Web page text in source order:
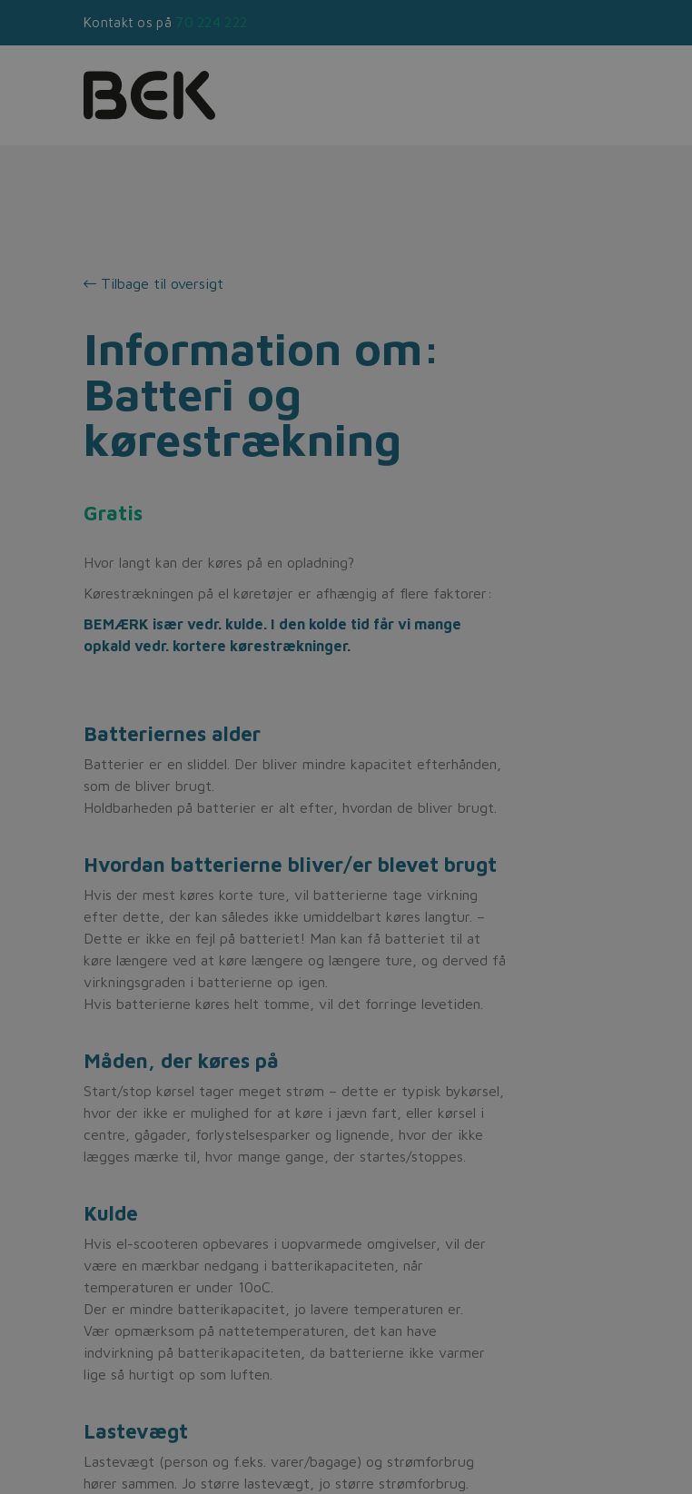
Kontakt os på 70 224 222
Tilbage til oversigt
Information om:
Batteri og
kørestrækning
Gratis
Hvor langt kan der køres på en opladning?
Kørestrækningen på el køretøjer er afhængig af flere faktorer:
BEMÆRK især vedr. kulde. I den kolde tid får vi mange
opkald vedr. kortere kørestrækninger.
Batteriernes alder
Batterier er en sliddel. Der bliver mindre kapacitet efterhånden,
som de bliver brugt.
Holdbarheden på batterier er alt efter, hvordan de bliver brugt.
Hvordan batterierne bliver/er blevet brugt
Hvis der mest køres korte ture, vil batterierne tage virkning
efter dette, der kan således ikke umiddelbart køres langtur. –
Dette er ikke en fejl på batteriet! Man kan få batteriet til at
køre længere ved at køre længere og længere ture, og derved få
virkningsgraden i batterierne op igen.
Hvis batterierne køres helt tomme, vil det forringe levetiden.
Måden, der køres på
Start/stop kørsel tager meget strøm – dette er typisk bykørsel,
hvor der ikke er mulighed for at køre i jævn fart, eller kørsel i
centre, gågader, forlystelsesparker og lignende, hvor der ikke
lægges mærke til, hvor mange gange, der startes/stoppes.
Kulde
Hvis el-scooteren opbevares i uopvarmede omgivelser, vil der
være en mærkbar nedgang i batterikapaciteten, når
temperaturen er under 10oC.
Der er mindre batterikapacitet, jo lavere temperaturen er.
Vær opmærksom på nattetemperaturen, det kan have
indvirkning på batterikapaciteten, da batterierne ikke varmer
lige så hurtigt op som luften.
Lastevægt
Lastevægt (person og f.eks. varer/bagage) og strømforbrug
hører sammen. Jo større lastevægt, jo større strømforbrug.